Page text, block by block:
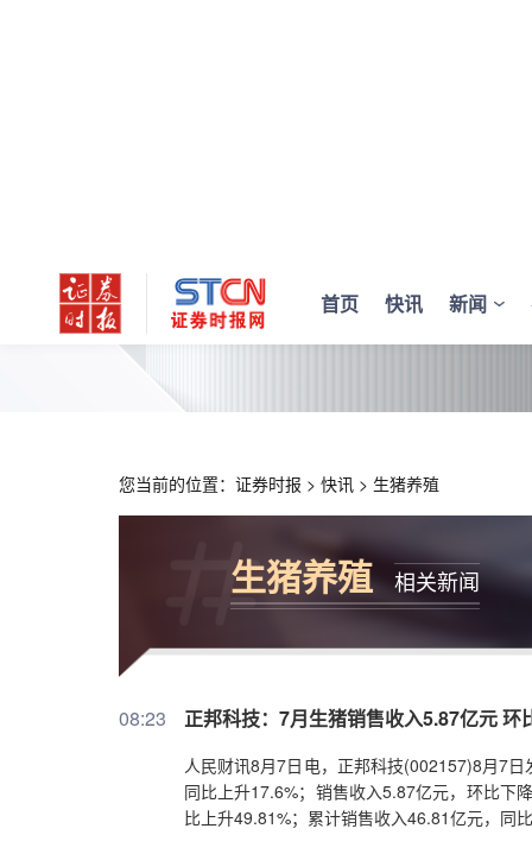
首页 快讯 新闻
您当前的位置： 证券时报 > 快讯 > 生猪养殖
生猪养殖 相关新闻
08:23 正邦科技：7月生猪销售收入5.87亿元 环
人民财讯8月7日电，正邦科技(002157)8月7
同比上升17.6%；销售收入5.87亿元，环比
比上升49.81%；累计销售收入46.81亿元，同